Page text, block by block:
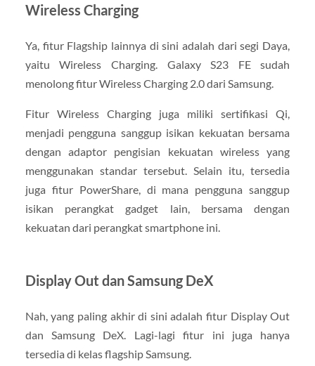
Wireless Charging
Ya, fitur Flagship lainnya di sini adalah dari segi Daya,
yaitu Wireless Charging. Galaxy S23 FE sudah
menolong fitur Wireless Charging 2.0 dari Samsung.
Fitur Wireless Charging juga miliki sertifikasi Qi,
menjadi pengguna sanggup isikan kekuatan bersama
dengan adaptor pengisian kekuatan wireless yang
menggunakan standar tersebut. Selain itu, tersedia
juga fitur PowerShare, di mana pengguna sanggup
isikan perangkat gadget lain, bersama dengan
kekuatan dari perangkat smartphone ini.
Display Out dan Samsung DeX
Nah, yang paling akhir di sini adalah fitur Display Out
dan Samsung DeX. Lagi-lagi fitur ini juga hanya
tersedia di kelas flagship Samsung.